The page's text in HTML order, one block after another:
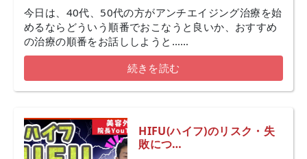
今日は、40代、50代の方がアンチエイジング治療を始
めるならどういう順番でおこなうと良いか、おすすめ
の治療の順番をお話ししようと……
続きを読む
HIFU(ハイフ)のリスク・失
敗につ…